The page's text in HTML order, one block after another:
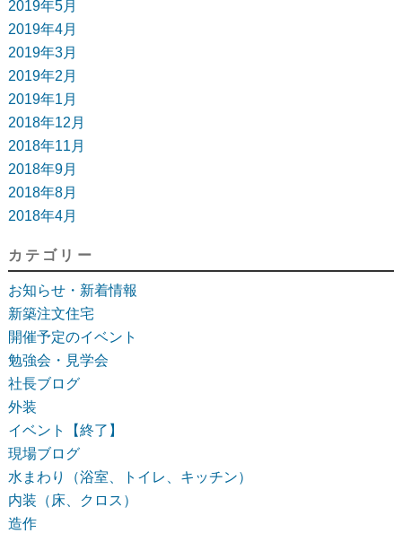
2019年5月
2019年4月
2019年3月
2019年2月
2019年1月
2018年12月
2018年11月
2018年9月
2018年8月
2018年4月
カテゴリー
お知らせ・新着情報
新築注文住宅
開催予定のイベント
勉強会・見学会
社長ブログ
外装
イベント【終了】
現場ブログ
水まわり（浴室、トイレ、キッチン）
内装（床、クロス）
造作